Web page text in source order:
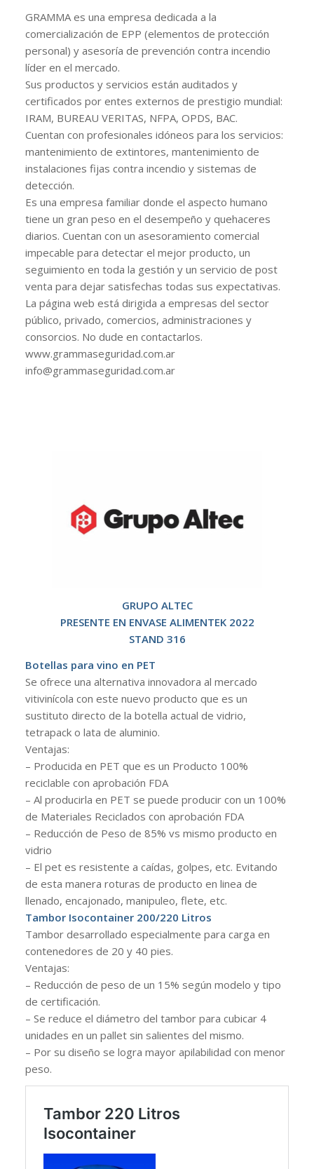
GRAMMA es una empresa dedicada a la
comercialización de EPP (elementos de protección
personal) y asesoría de prevención contra incendio
líder en el mercado.
Sus productos y servicios están auditados y
certificados por entes externos de prestigio mundial:
IRAM, BUREAU VERITAS, NFPA, OPDS, BAC.
Cuentan con profesionales idóneos para los servicios:
mantenimiento de extintores, mantenimiento de
instalaciones fijas contra incendio y sistemas de
detección.
Es una empresa familiar donde el aspecto humano
tiene un gran peso en el desempeño y quehaceres
diarios. Cuentan con un asesoramiento comercial
impecable para detectar el mejor producto, un
seguimiento en toda la gestión y un servicio de post
venta para dejar satisfechas todas sus expectativas.
La página web está dirigida a empresas del sector
público, privado, comercios, administraciones y
consorcios. No dude en contactarlos.
www.grammaseguridad.com.ar
info@grammaseguridad.com.ar
GRUPO ALTEC
PRESENTE EN ENVASE ALIMENTEK 2022
STAND 316
Botellas para vino en PET
Se ofrece una alternativa innovadora al mercado
vitivinícola con este nuevo producto que es un
sustituto directo de la botella actual de vidrio,
tetrapack o lata de aluminio.
Ventajas:
– Producida en PET que es un Producto 100%
reciclable con aprobación FDA
– Al producirla en PET se puede producir con un 100%
de Materiales Reciclados con aprobación FDA
– Reducción de Peso de 85% vs mismo producto en
vidrio
– El pet es resistente a caídas, golpes, etc. Evitando
de esta manera roturas de producto en linea de
llenado, encajonado, manipuleo, flete, etc.
Tambor Isocontainer 200/220 Litros
Tambor desarrollado especialmente para carga en
contenedores de 20 y 40 pies.
Ventajas:
– Reducción de peso de un 15% según modelo y tipo
de certificación.
– Se reduce el diámetro del tambor para cubicar 4
unidades en un pallet sin salientes del mismo.
– Por su diseño se logra mayor apilabilidad con menor
peso.